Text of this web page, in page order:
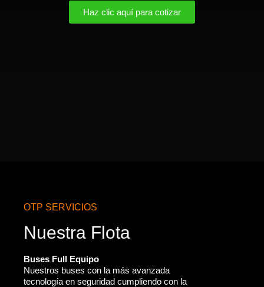
Haz clic aquí para cotizar
OTP SERVICIOS
Nuestra Flota
Buses Full Equipo
Nuestros buses con la más avanzada
tecnología en seguridad cumpliendo con la